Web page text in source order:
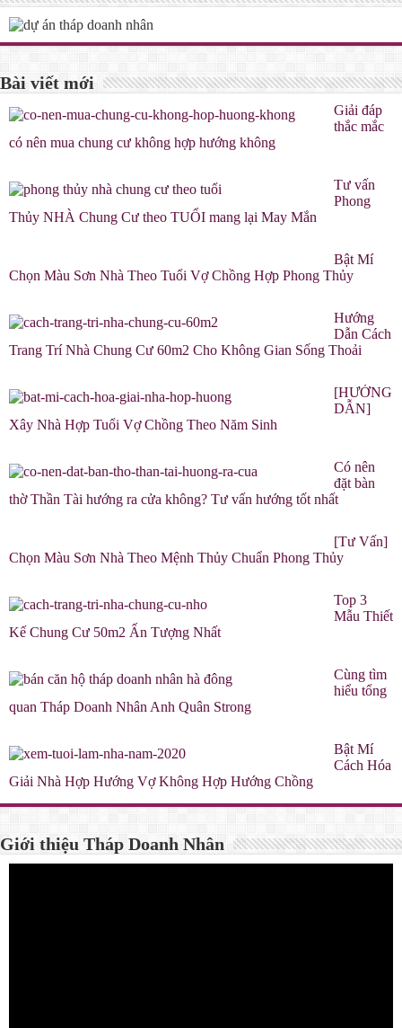
Bài viết mới
Giải đáp
thắc mắc
có nên mua chung cư không hợp hướng không
Tư vấn
Phong
Thủy NHÀ Chung Cư theo TUỔI mang lại May Mắn
Bật Mí
Chọn Màu Sơn Nhà Theo Tuổi Vợ Chồng Hợp Phong Thủy
Hướng
Dẫn Cách
Trang Trí Nhà Chung Cư 60m2 Cho Không Gian Sống Thoải
[HƯỚNG
DẪN]
Xây Nhà Hợp Tuổi Vợ Chồng Theo Năm Sinh
Có nên
đặt bàn
thờ Thần Tài hướng ra cửa không? Tư vấn hướng tốt nhất
[Tư Vấn]
Chọn Màu Sơn Nhà Theo Mệnh Thủy Chuẩn Phong Thủy
Top 3
Mẫu Thiết
Kế Chung Cư 50m2 Ấn Tượng Nhất
Cùng tìm
hiểu tổng
quan Tháp Doanh Nhân Anh Quân Strong
Bật Mí
Cách Hóa
Giải Nhà Hợp Hướng Vợ Không Hợp Hướng Chồng
Giới thiệu Tháp Doanh Nhân